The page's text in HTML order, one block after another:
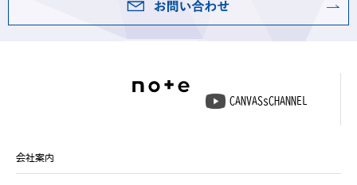
CANVASsCHANNEL
会社案内